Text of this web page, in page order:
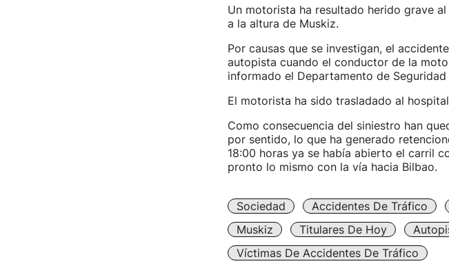
Un motorista ha resultado herido grave
a la altura de Muskiz.
Por causas que se investigan, el
autopista cuando el conductor de la
informado el Departamento de
El motorista ha sido trasladado al
Como consecuencia del siniestro han
por sentido, lo que ha generado
18:00 horas ya se había abierto el carril
pronto lo mismo con la vía hacia Bilbao.
Sociedad Accidentes De Tráfico
Muskiz
Titulares De Hoy
Víctimas De Accidentes De Tráfico